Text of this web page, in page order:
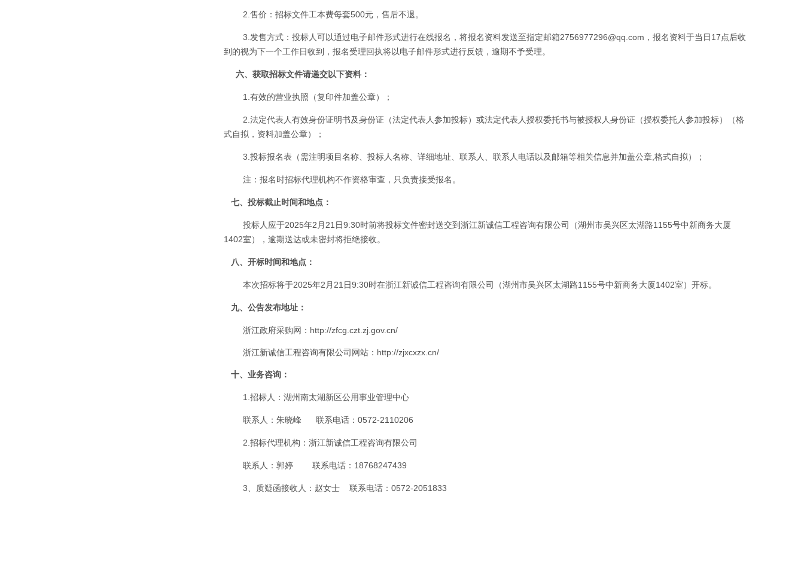
2.售价：招标文件工本费每套500元，售后不退。
3.发售方式：投标人可以通过电子邮件形式进行在线报名，将报名资料发送至指定邮箱2756977296@qq.com，报名资料于当日17点后收
到的视为下一个工作日收到，报名受理回执将以电子邮件形式进行反馈，逾期不予受理。
六、获取招标文件请递交以下资料：
1.有效的营业执照（复印件加盖公章）；
2.法定代表人有效身份证明书及身份证（法定代表人参加投标）或法定代表人授权委托书与被授权人身份证（授权委托人参加投标）（格
式自拟，资料加盖公章）；
3.投标报名表（需注明项目名称、投标人名称、详细地址、联系人、联系人电话以及邮箱等相关信息并加盖公章,格式自拟）；
注：报名时招标代理机构不作资格审查，只负责接受报名。
七、投标截止时间和地点：
投标人应于2025年2月21日9:30时前将投标文件密封送交到浙江新诚信工程咨询有限公司（湖州市吴兴区太湖路1155号中新商务大厦
1402室），逾期送达或未密封将拒绝接收。
八、开标时间和地点：
本次招标将于2025年2月21日9:30时在浙江新诚信工程咨询有限公司（湖州市吴兴区太湖路1155号中新商务大厦1402室）开标。
九、公告发布地址：
浙江政府采购网：http://zfcg.czt.zj.gov.cn/
浙江新诚信工程咨询有限公司网站：http://zjxcxzx.cn/
十、业务咨询：
1.招标人：湖州南太湖新区公用事业管理中心
联系人：朱晓峰 联系电话：0572-2110206
2.招标代理机构：浙江新诚信工程咨询有限公司
联系人：郭婷 联系电话：18768247439
3、质疑函接收人：赵女士 联系电话：0572-2051833